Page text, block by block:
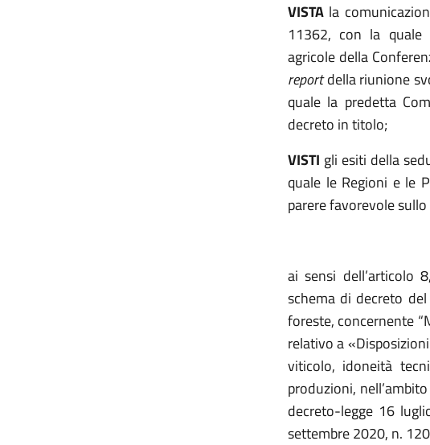
VISTA la
11362, con la quale
agricole della
reportdella riunione
quale la predetta
decreto in titolo;
VISTI gli esiti della
quale le Regioni e le
parere favorevole
ai sensi dell’articolo
schema di decreto
foreste, concernente
relativo a
viticolo, idoneità
produzioni,
decreto-legge 16
settembre 2020, n.